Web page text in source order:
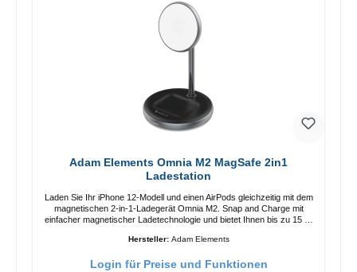
Adam Elements Omnia M2 MagSafe 2in1
Ladestation
Laden Sie Ihr iPhone 12-Modell und einen AirPods gleichzeitig mit dem
magnetischen 2-in-1-Ladegerät Omnia M2. Snap and Charge mit
einfacher magnetischer Ladetechnologie und bietet Ihnen bis zu 15 W
ermöglicht das Design mit einstellbarem Ladewinkel eine einfache
Funktionen Kabellose Ladeleistung von bis zu 15 W für schnelles
Hersteller: Adam Elements
Login für Preise und Funktionen